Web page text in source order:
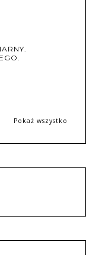
Pokaż wszystko